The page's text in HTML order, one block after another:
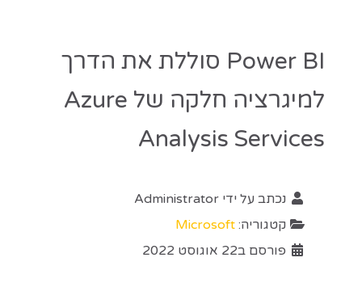
Power BI סוללת את הדרך
למיגרציה חלקה של Azure
Analysis Services
נכתב על ידי Administrator
קטגוריה: Microsoft
פורסם ב22 אוגוסט 2022